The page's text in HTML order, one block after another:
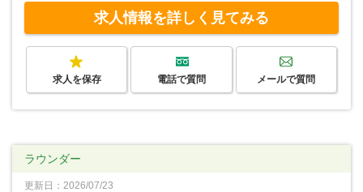
求人情報を詳しく見てみる
求人を保存 電話で質問 メールで質問
ラウンダー
更新日：2026/07/23